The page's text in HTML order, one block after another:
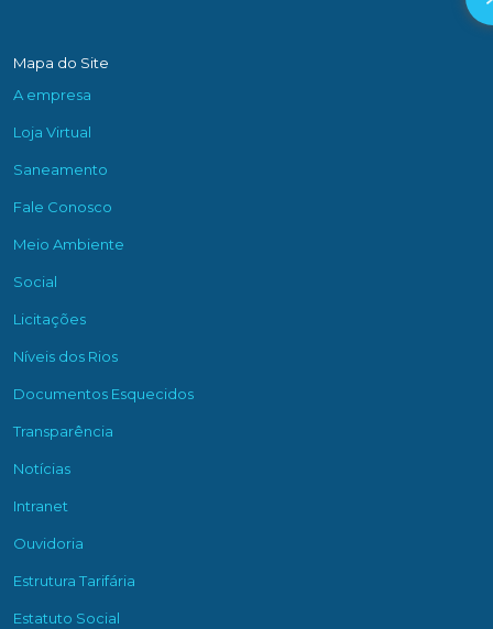
Mapa do Site
A empresa
Loja Virtual
Saneamento
Fale Conosco
Meio Ambiente
Social
Licitações
Níveis dos Rios
Documentos Esquecidos
Transparência
Notícias
Intranet
Ouvidoria
Estrutura Tarifária
Estatuto Social